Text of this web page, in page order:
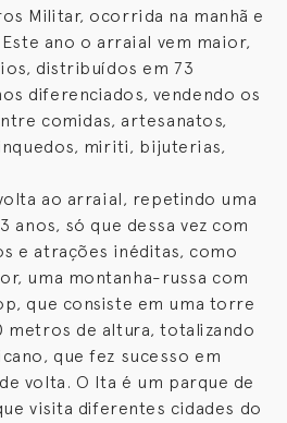
Militar, ocorrida na manhã e
ano o arraial vem maior,
distribuídos em 73
diferenciados, vendendo os
comidas, artesanatos,
miriti, bijuterias,
ao arraial, repetindo uma
anos, só que dessa vez com
e atrações inéditas, como
uma montanha-russa com
que consiste em uma torre
metros de altura, totalizando
que fez sucesso em
volta. O Ita é um parque de
visita diferentes cidades do